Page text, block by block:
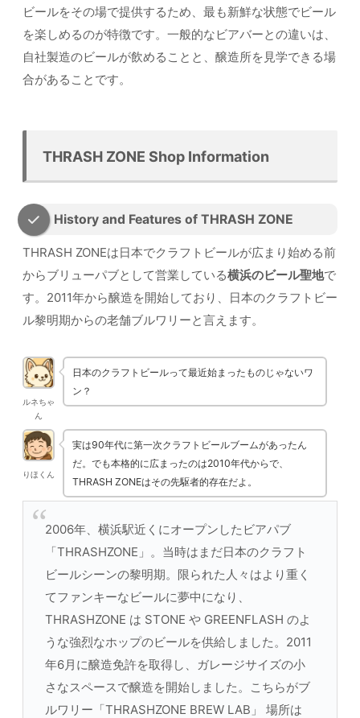
ビールをその場で提供するため、最も新鮮な状態でビール
を楽しめるのが特徴です。一般的なビアバーとの違いは、
自社製造のビールが飲めることと、醸造所を見学できる場
合があることです。
THRASH ZONE Shop Information
History and Features of THRASH ZONE
THRASH ZONEは日本でクラフトビールが広まり始める前
からブリューパブとして営業している横浜のビール聖地で
す。2011年から醸造を開始しており、日本のクラフトビー
ル黎明期からの老舗ブルワリーと言えます。
ルネちゃ
ん
日本のクラフトビールって最近始まったものじゃないワ
ン？
りほくん
実は90年代に第一次クラフトビールブームがあったん
だ。でも本格的に広まったのは2010年代からで、
THRASH ZONEはその先駆者的存在だよ。
2006年、横浜駅近くにオープンしたビアパブ
「THRASHZONE」。当時はまだ日本のクラフト
ビールシーンの黎明期。限られた人々はより重く
てファンキーなビールに夢中になり、
THRASHZONE は STONE や GREENFLASH のよ
うな強烈なホップのビールを供給しました。2011
年6月に醸造免許を取得し、ガレージサイズの小
さなスペースで醸造を開始しました。こちらがブ
ルワリー「THRASHZONE BREW LAB」 場所は